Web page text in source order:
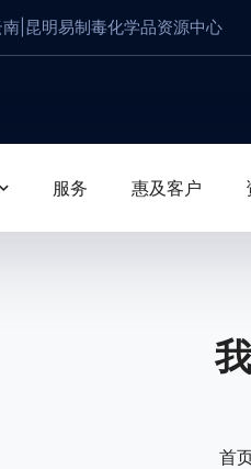
南|昆明易制毒化学品资源中心
服务 惠及客户
首